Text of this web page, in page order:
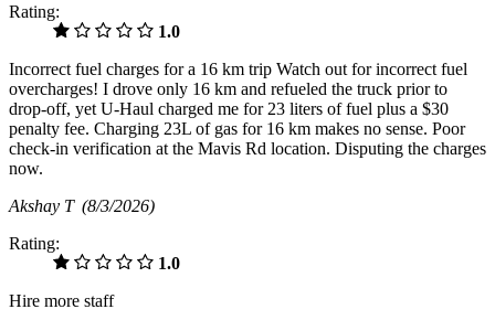
Rating:
1.0
Incorrect fuel charges for a 16 km trip Watch out for incorrect fuel
overcharges! I drove only 16 km and refueled the truck prior to
drop-off, yet U-Haul charged me for 23 liters of fuel plus a $30
penalty fee. Charging 23L of gas for 16 km makes no sense. Poor
check-in verification at the Mavis Rd location. Disputing the charges
now.
Akshay T (8/3/2026)
Rating:
1.0
Hire more staff